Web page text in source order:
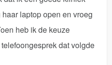
laptop open en vroeg
heb ik de keuze
dat volgde